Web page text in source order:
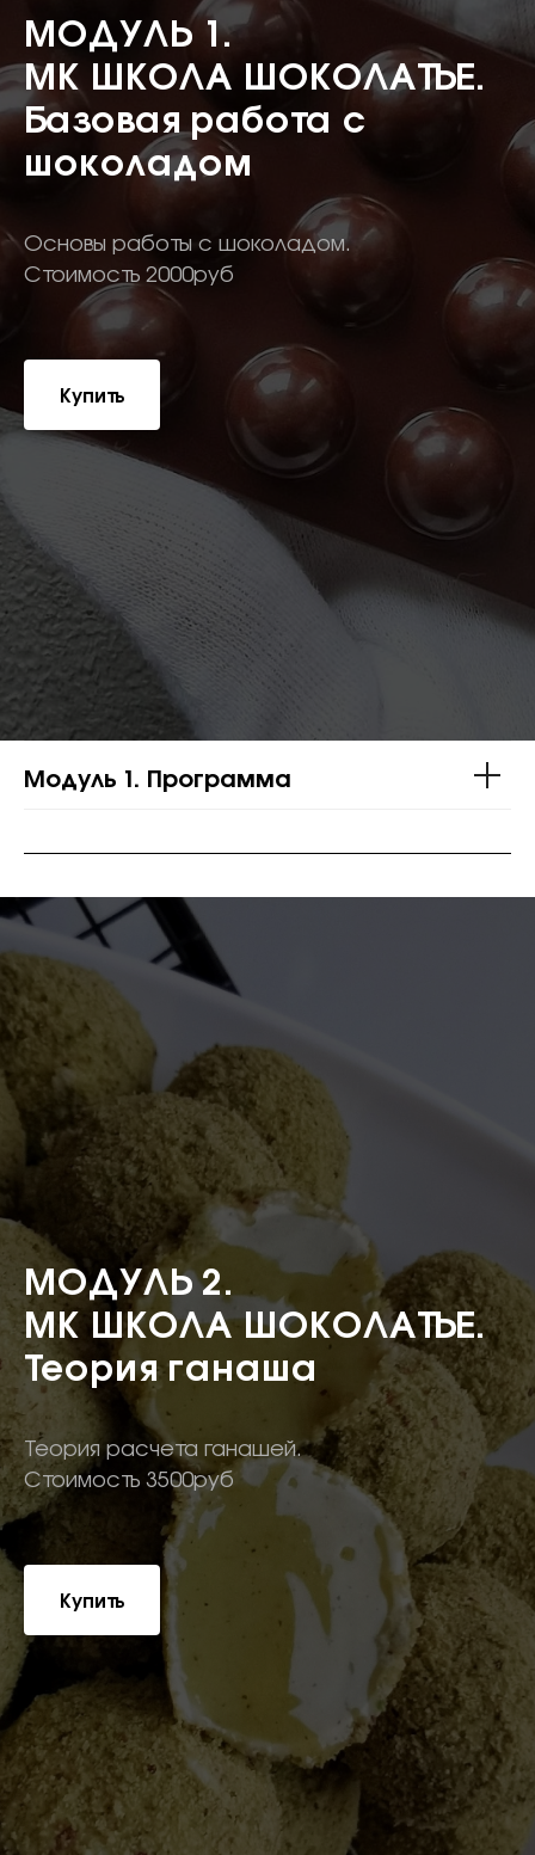
МОДУЛЬ 1.
МК ШКОЛА ШОКОЛАТЬЕ.
Базовая работа с
шоколадом
Основы работы с шоколадом.
Стоимость 2000руб
Купить
Модуль 1. Программа
МОДУЛЬ 2.
МК ШКОЛА ШОКОЛАТЬЕ.
Теория ганаша
Теория расчета ганашей.
Стоимость 3500руб
Купить